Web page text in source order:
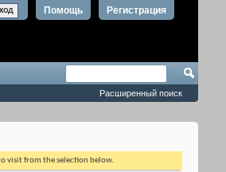
Регистрация
Помощь
Расширенный поиск
visit from the selection below.